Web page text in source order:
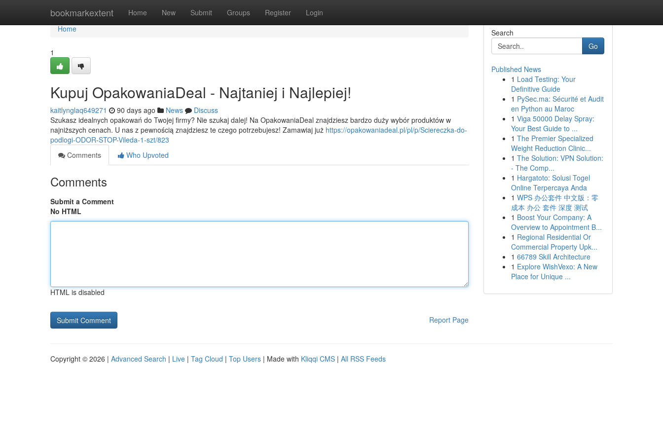
bookmarkextent Home New Submit Groups Register Login
Home
Home
1
Kupuj OpakowaniaDeal - Najtaniej i Najlepiej!
kaitlynglaq649271 90 days ago News
Discuss
Szukasz idealnych opakowań do Twojej firmy? Nie szukaj dalej! Na OpakowaniaDeal znajdziesz bardzo duży wybór produktów w
najniższych cenach. U nas z pewnością znajdziesz te czego potrzebujesz! Zamawiaj już https://opakowaniadeal.pl/pl/p/Sciereczka-do-
podlogi-ODOR-STOP-Vileda-1-szt/823
Comments
Who Upvoted
Comments
Submit a Comment
No HTML
HTML is disabled
Report Page
Search
Go
Published News
1 Load Testing: Your
Definitive Guide
1 PySec.ma: Sécurité et Audit
en Python au Maroc
1 Viga 50000 Delay Spray:
Your Best Guide to ...
1 The Premier Specialized
Weight Reduction Clinic...
1 The Solution: VPN Solution:
- The Comp...
1 Hargatoto: Solusi Togel
Online Terpercaya Anda
1 WPS 办公套件 中文版：零
成本 办公 套件 深度 测试
1 Boost Your Company: A
Overview to Appointment B...
1 Regional Residential Or
Commercial Property Upk...
1 66789 Skill Architecture
1 Explore WishVexo: A New
Place for Unique ...
Copyright © 2026 | Advanced Search | Live | Tag Cloud | Top Users | Made with Kliqqi CMS | All RSS Feeds